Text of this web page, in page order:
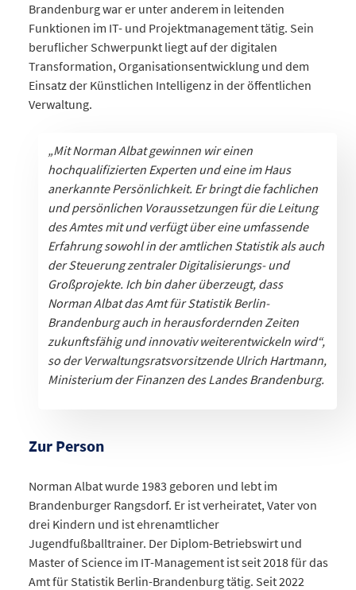
Brandenburg war er unter anderem in leitenden
Funktionen im IT- und Projektmanagement tätig. Sein
beruflicher Schwerpunkt liegt auf der digitalen
Transformation, Organisationsentwicklung und dem
Einsatz der Künstlichen Intelligenz in der öffentlichen
Verwaltung.
„Mit Norman Albat gewinnen wir einen
hochqualifizierten Experten und eine im Haus
anerkannte Persönlichkeit. Er bringt die fachlichen
und persönlichen Voraussetzungen für die Leitung
des Amtes mit und verfügt über eine umfassende
Erfahrung sowohl in der amtlichen Statistik als auch
der Steuerung zentraler Digitalisierungs- und
Großprojekte. Ich bin daher überzeugt, dass
Norman Albat das Amt für Statistik Berlin-
Brandenburg auch in herausfordernden Zeiten
zukunftsfähig und innovativ weiterentwickeln wird“,
so derVerwaltungsratsvorsitzende Ulrich Hartmann,
Ministerium der Finanzen des Landes Brandenburg.
Zur Person
Norman Albat wurde 1983 geboren und lebt im
Brandenburger Rangsdorf. Er ist verheiratet, Vater von
drei Kindern und ist ehrenamtlicher
Jugendfußballtrainer. Der Diplom-Betriebswirt und
Master of Science im IT-Management ist seit 2018 für das
Amt für Statistik Berlin-Brandenburg tätig. Seit 2022